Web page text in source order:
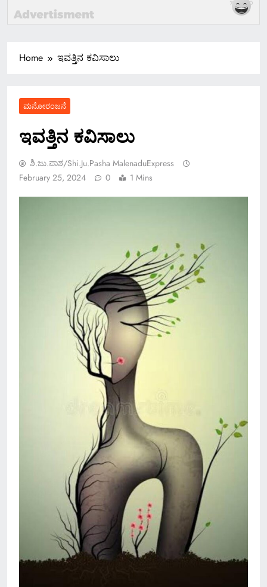
Home ಇವತ್ತಿನ ಕವಿಸಾಲು
ಮನೋರಂಜನೆ
ಇವತ್ತಿನ ಕವಿಸಾಲು
ಶಿ.ಜು.ಪಾಶ/Shi.ju.pasha MalenaduExpress
February 25, 2024
0 1 Mins